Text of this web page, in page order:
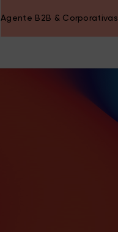
Agente B2B & Corporativas